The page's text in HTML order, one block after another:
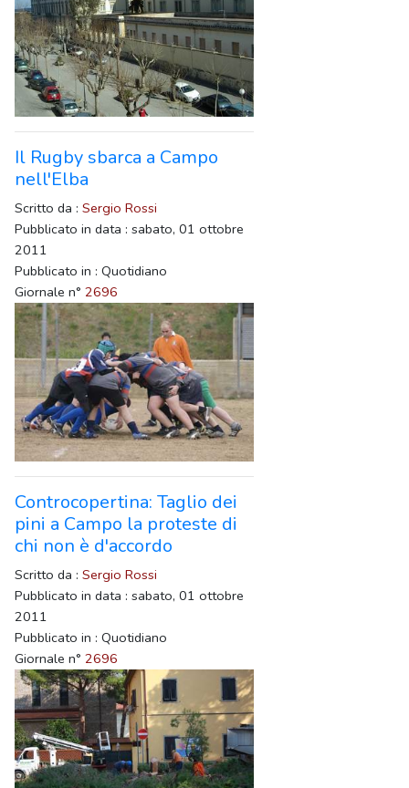
Il Rugby sbarca a Campo
nell'Elba
Scritto da : Sergio Rossi
Pubblicato in data : sabato, 01 ottobre
2011
Pubblicato in : Quotidiano
Giornale n° 2696
Controcopertina: Taglio dei
pini a Campo la proteste di
chi non è d'accordo
Scritto da : Sergio Rossi
Pubblicato in data : sabato, 01 ottobre
2011
Pubblicato in : Quotidiano
Giornale n° 2696